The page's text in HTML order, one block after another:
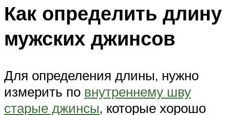
Как определить длину
мужских джинсов
Для определения длины, нужно
измерить по внутреннему шву
старые джинсы, которые хорошо